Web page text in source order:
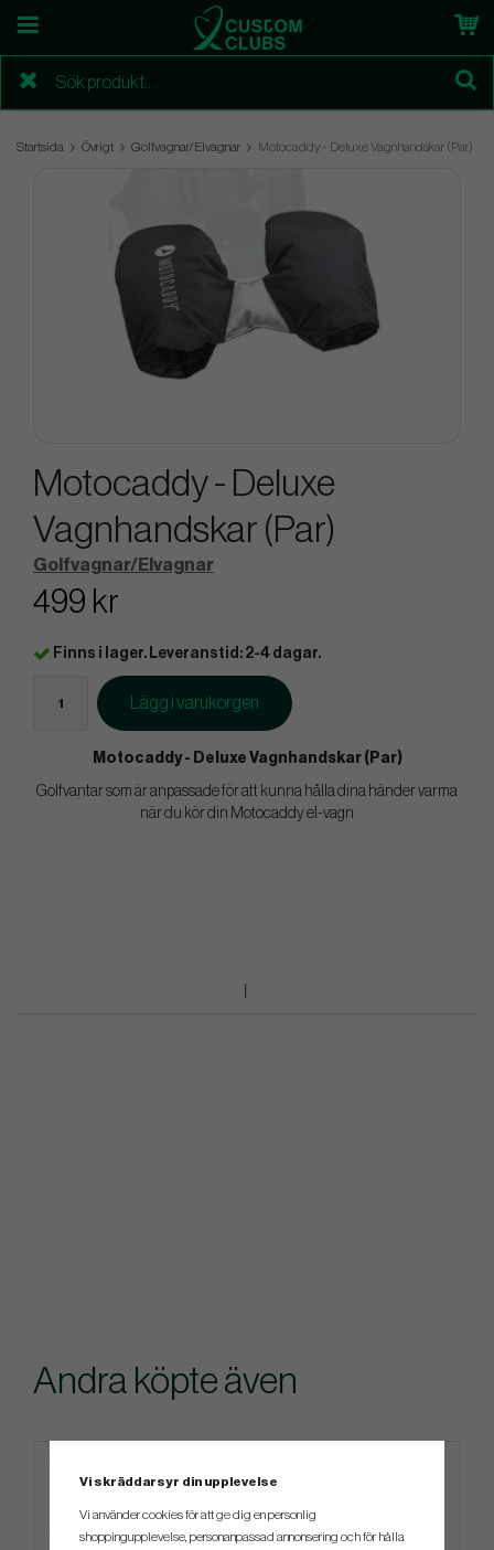
Startsida Övrigt Golfvagnar/Elvagnar Motocaddy - Deluxe Vagnhandskar (Par)
Motocaddy - Deluxe
Vagnhandskar (Par)
Golfvagnar/Elvagnar
499 kr
Finns i lager. Leveranstid: 2-4 dagar.
Lägg i varukorgen
Motocaddy - Deluxe Vagnhandskar (Par)
Golfvantar som är anpassade för att kunna hålla dina händer varma
när du kör din Motocaddy el-vagn
Andra köpte även
Vi skräddarsyr din upplevelse
Vi använder cookies för att ge dig en personlig
shoppingupplevelse, personanpassad annonsering och för hålla